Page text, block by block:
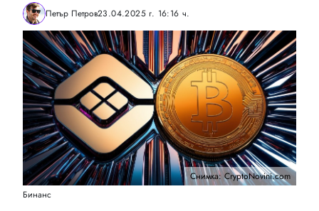
Петър Петров23.04.2025 г. 16:16 ч.
Снимка: CryptoNovini.com
Бинанс